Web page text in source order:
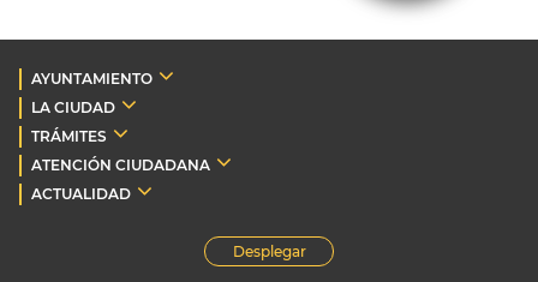
AYUNTAMIENTO
LA CIUDAD
TRÁMITES
ATENCIÓN CIUDADANA
ACTUALIDAD
Desplegar